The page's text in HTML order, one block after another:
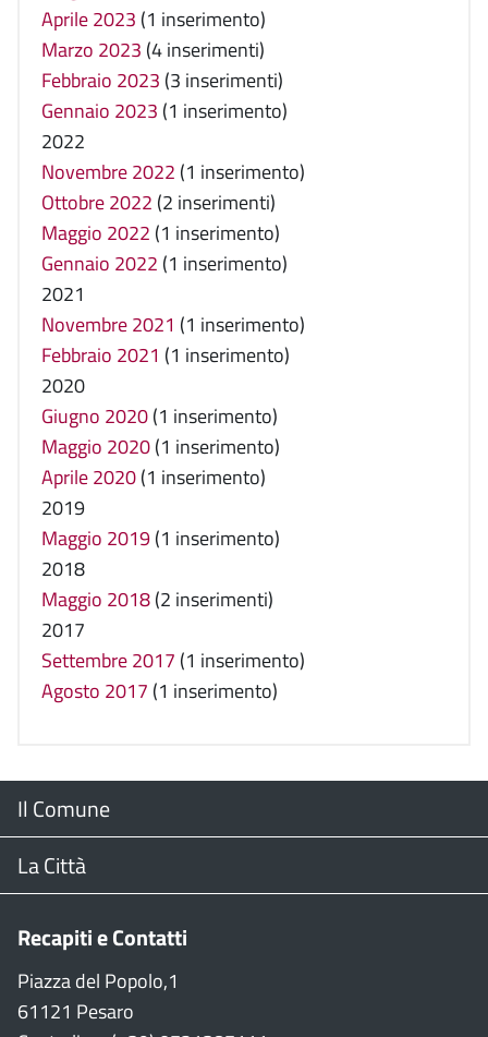
Aprile 2023 (1 inserimento)
Marzo 2023 (4 inserimenti)
Febbraio 2023 (3 inserimenti)
Gennaio 2023 (1 inserimento)
2022
Novembre 2022 (1 inserimento)
Ottobre 2022 (2 inserimenti)
Maggio 2022 (1 inserimento)
Gennaio 2022 (1 inserimento)
2021
Novembre 2021 (1 inserimento)
Febbraio 2021 (1 inserimento)
2020
Giugno 2020(1 inserimento)
Maggio 2020(1 inserimento)
Aprile 2020(1 inserimento)
2019
Maggio 2019(1 inserimento)
2018
Maggio 2018(2 inserimenti)
2017
Settembre 2017 (1 inserimento)
Agosto 2017 (1 inserimento)
Menu
Footer
Il Comune
Il Sindaco
Consiglio Comunale
La Città
Stradario
Recapiti e Contatti
Piazza del Popolo,1
61121 Pesaro